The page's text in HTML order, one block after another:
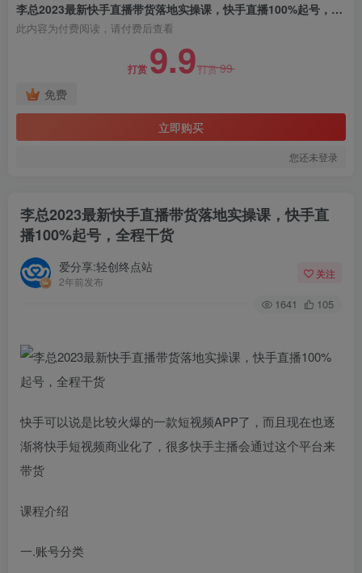
李总2023最新快手直播带货落地实操课，快手直播100%起号，全程干货
此内容为付费阅读，请付费后查看
打赏 9.9打赏99
免费
立即购买
您还未登录
李总2023最新快手直播带货落地实操课，快手直
播100%起号，全程干货
爱分享:轻创终点站
2年前发布
关注
1641 105
快手可以说是比较火爆的一款短视频APP了，而且现在也逐
渐将快手短视频商业化了，很多快手主播会通过这个平台来
带货
课程介绍
一.账号分类